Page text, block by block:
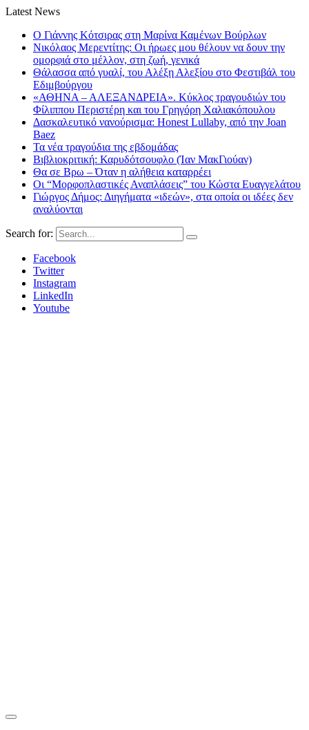
Latest News
Ο Γιάννης Κότσιρας στη Μαρίνα Καμένων Βούρλων
Νικόλαος Μερεντίτης: Οι ήρωες μου θέλουν να δουν την
ομορφιά στο μέλλον, στη ζωή, γενικά
Θάλασσα από γυαλί, του Αλέξη Αλεξίου στο Φεστιβάλ του
Εδιμβούργου
«ΑΘΗΝΑ – ΑΛΕΞΑΝΔΡΕΙΑ». Κύκλος τραγουδιών του
Φίλιππου Περιστέρη και του Γρηγόρη Χαλιακόπουλου
Δασκαλευτικό νανούρισμα: Honest Lullaby, από την Joan
Baez
Τα νέα τραγούδια της εβδομάδας
Βιβλιοκριτική: Καρυδότσουφλο (Ίαν ΜακΓιούαν)
Θα σε Βρω – Όταν η αλήθεια καταρρέει
Οι “Μορφοπλαστικές Αναπλάσεις” του Κώστα Ευαγγελάτου
Γιώργος Δήμος: Διηγήματα «ιδεών», στα οποία οι ιδέες δεν
αναλύονται
Search for:
Facebook
Twitter
Instagram
LinkedIn
Youtube